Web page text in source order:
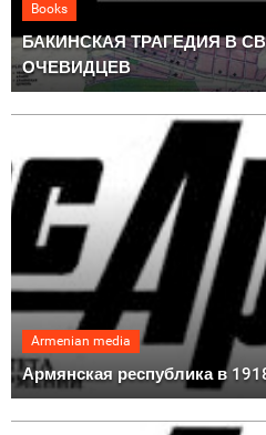
Books
БАКИНСКАЯ ТРАГЕДИЯ В
ОЧЕВИДЦЕВ
Armenian media
Армянская республика в